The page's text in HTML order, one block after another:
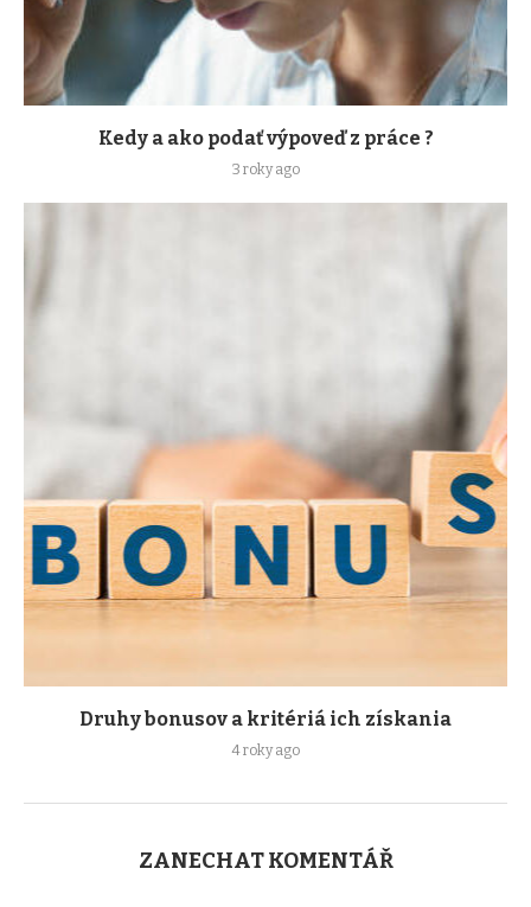
Kedy a ako podať výpoveď z práce ?
3 roky ago
Druhy bonusov a kritériá ich získania
4 roky ago
ZANECHAT KOMENTÁŘ